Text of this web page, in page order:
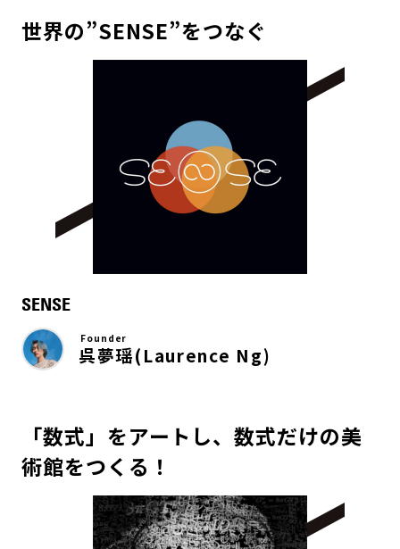
世界の”SENSE”をつなぐ
SENSE
Founder
呉夢瑶(Laurence Ng)
「数式」をアートし、数式だけの美
術館をつくる！